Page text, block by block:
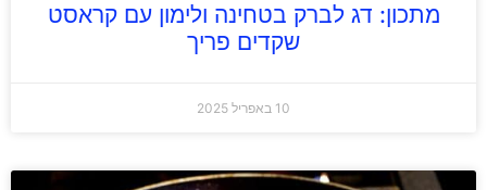
מתכון: דג לברק בטחינה ולימון עם קראסט
שקדים פריך
10 באפריל 2025